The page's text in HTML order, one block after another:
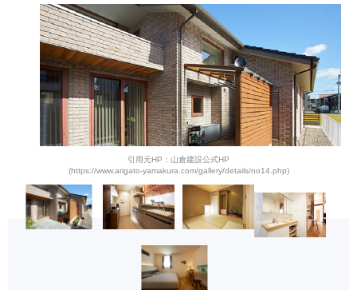
引用元HP：山倉建設公式HP
(https://www.arigato-yamakura.com/gallery/details/no14.php)